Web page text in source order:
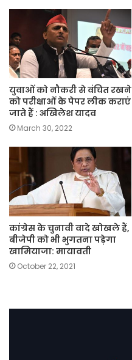
युवाओं को नौकरी से वंचित रखने
को परीक्षाओं के पेपर लीक कराएं
जाते हैं : अखिलेश यादव
March 30, 2022
कांग्रेस के चुनावी वादे खोखले हैं,
बीजेपी को भी भुगतना पड़ेगा
खामियाजा: मायावती
October 22, 2021